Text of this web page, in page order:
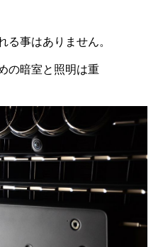
る事はありません。
の暗室と照明は重